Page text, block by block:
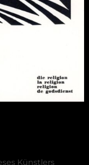
Künstlers